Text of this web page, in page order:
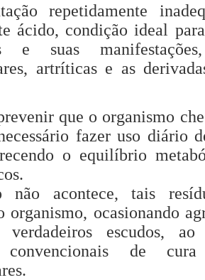
repetidamente
ácido, condição ideal
e suas
artríticas e as
que o organismo
fazer uso diário
o equilíbrio
não acontece, tais
organismo, ocasionando
verdadeiros escudos,
convencionais de